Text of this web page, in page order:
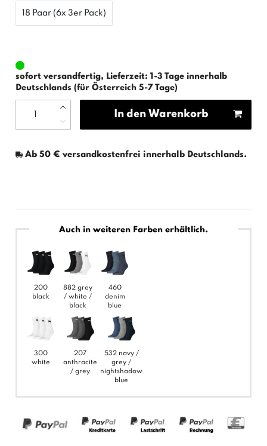
18 Paar (6x 3er Pack)
sofort versandfertig, Lieferzeit: 1-3 Tage innerhalb
Deutschlands (für Österreich 5-7 Tage)
In den Warenkorb
Ab 50 € versandkostenfrei innerhalb Deutschlands.
Auch in weiteren Farben erhältlich.
200
black
300
white
882 grey
/ white /
black
207
anthracite
/ grey
460
denim
blue
532 navy /
grey /
nightshadow
blue